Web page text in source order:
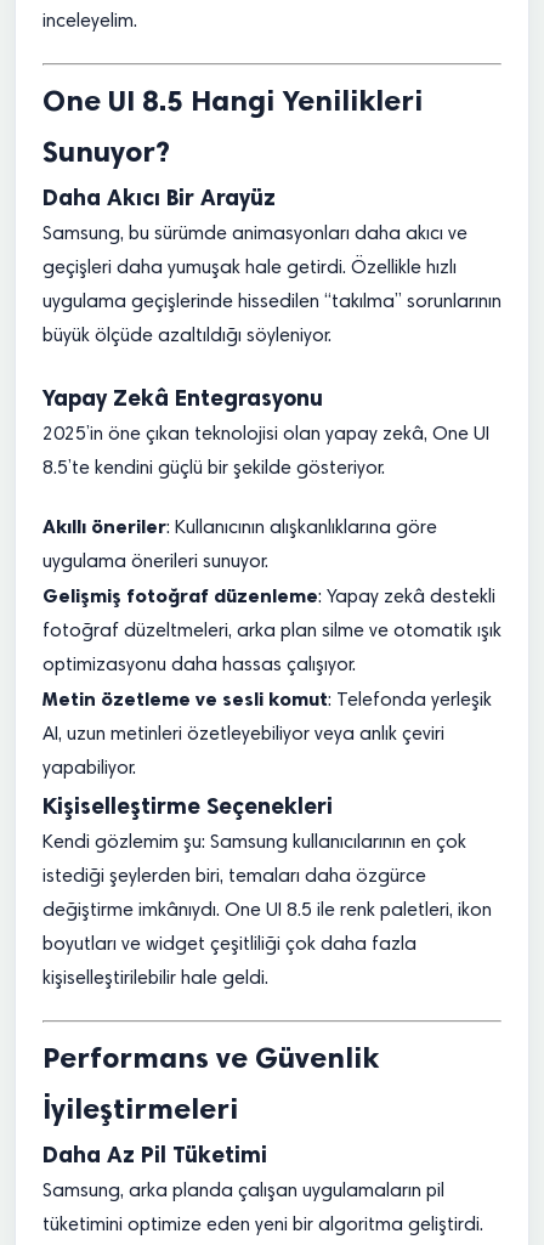
inceleyelim.
One UI 8.5 Hangi Yenilikleri
Sunuyor?
Daha Akıcı Bir Arayüz
Samsung, bu sürümde animasyonları daha akıcı ve
geçişleri daha yumuşak hale getirdi. Özellikle hızlı
uygulama geçişlerinde hissedilen “takılma” sorunlarının
büyük ölçüde azaltıldığı söyleniyor.
Yapay Zekâ Entegrasyonu
2025’in öne çıkan teknolojisi olan yapay zekâ, One UI
8.5’te kendini güçlü bir şekilde gösteriyor.
Akıllı öneriler: Kullanıcının alışkanlıklarına göre
uygulama önerileri sunuyor.
Gelişmiş fotoğraf düzenleme: Yapay zekâ destekli
fotoğraf düzeltmeleri, arka plan silme ve otomatik ışık
optimizasyonu daha hassas çalışıyor.
Metin özetleme ve sesli komut: Telefonda yerleşik
AI, uzun metinleri özetleyebiliyor veya anlık çeviri
yapabiliyor.
Kişiselleştirme Seçenekleri
Kendi gözlemim şu: Samsung kullanıcılarının en çok
istediği şeylerden biri, temaları daha özgürce
değiştirme imkânıydı. One UI 8.5 ile renk paletleri, ikon
boyutları ve widget çeşitliliği çok daha fazla
kişiselleştirilebilir hale geldi.
Performans ve Güvenlik
İyileştirmeleri
Daha Az Pil Tüketimi
Samsung, arka planda çalışan uygulamaların pil
tüketimini optimize eden yeni bir algoritma geliştirdi.